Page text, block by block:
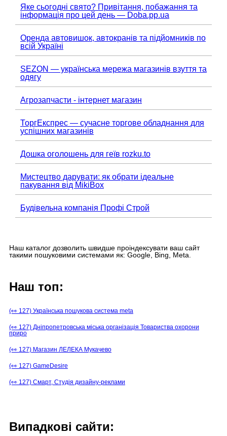
Яке сьогодні свято? Привітання, побажання та
інформація про цей день — Doba.pp.ua
Оренда автовишок, автокранів та підйомників по
всій Україні
SEZON — українська мережа магазинів взуття та
одягу
Агрозапчасти - інтернет магазин
ТоргЕкспрес — сучасне торгове обладнання для
успішних магазинів
Дошка оголошень для геїв rozku.to
Мистецтво дарувати: як обрати ідеальне
пакування від MikiBox
Будівельна компанія Профі Строй
Наш каталог дозволить швидше проіндексувати ваш сайт
такими пошуковими системами як: Google, Bing, Meta.
Наш топ:
(👀 127) Українська пошукова система meta
(👀 127) Дніпропетровська міська організація Товариства охорони
приро
(👀 127) Магазин ЛЕЛЕКА Мукачево
(👀 127) GameDesire
(👀 127) Смарт, Студія дизайну-реклами
Випадкові сайти: